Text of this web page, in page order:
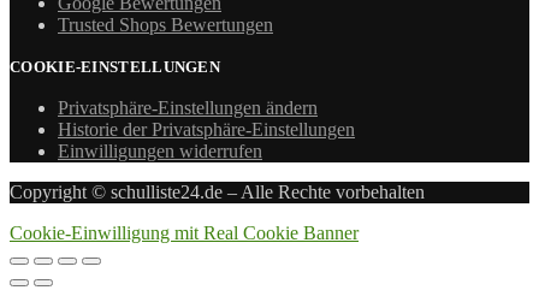
Trusted Shops Bewertungen
COOKIE-EINSTELLUNGEN
Privatsphäre-Einstellungen ändern
Historie der Privatsphäre-Einstellungen
Einwilligungen widerrufen
Copyright © schulliste24.de – Alle Rechte vorbehalten
Cookie-Einwilligung mit Real Cookie Banner